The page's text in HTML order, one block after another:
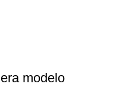
modelo